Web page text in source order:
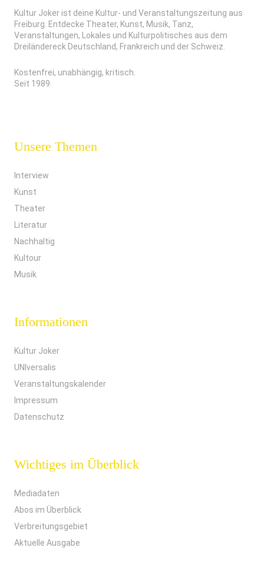
Kultur Joker ist deine Kultur- und Veranstaltungszeitung aus
Freiburg. Entdecke Theater, Kunst, Musik, Tanz,
Veranstaltungen, Lokales und Kulturpolitisches aus dem
Dreiländereck Deutschland, Frankreich und der Schweiz.
Kostenfrei, unabhängig, kritisch.
Seit 1989.
Unsere Themen
Interview
Kunst
Theater
Literatur
Nachhaltig
Kultour
Musik
Informationen
Kultur Joker
UNIversalis
Veranstaltungskalender
Impressum
Datenschutz
Wichtiges im Überblick
Mediadaten
Abos im Überblick
Verbreitungsgebiet
Aktuelle Ausgabe